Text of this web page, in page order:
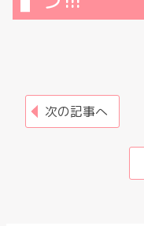
次の記事へ